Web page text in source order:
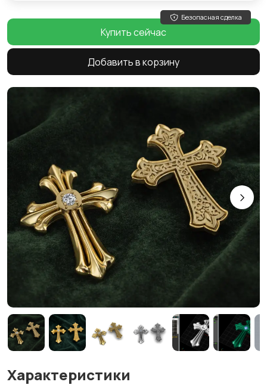
Характеристики
Безопасная сделка
Купить сейчас
Добавить в корзину